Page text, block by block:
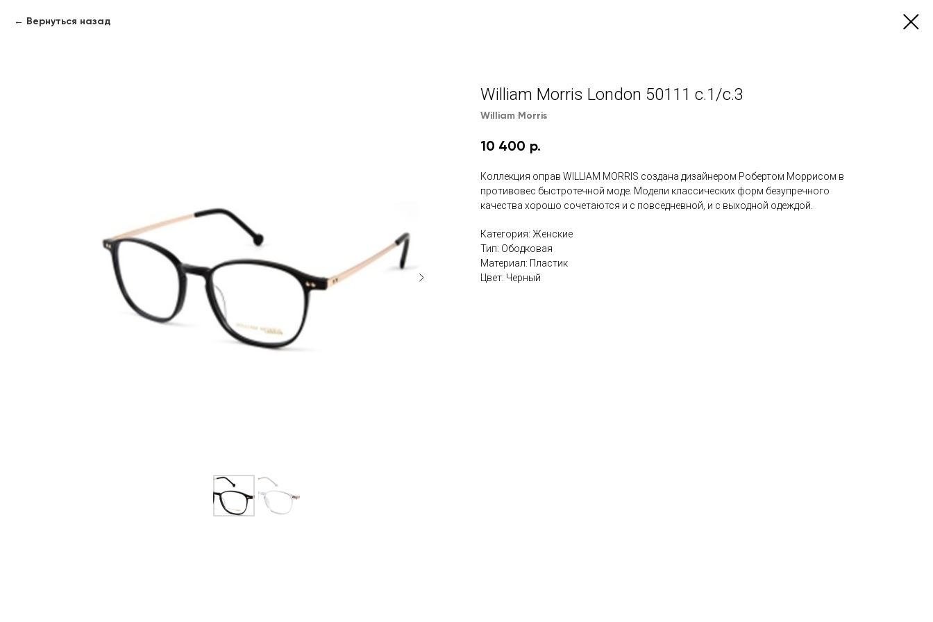
Вернуться назад
William Morris London 50111 с.1/с.3
William Morris
10 400 р.
Коллекция оправ WILLIAM MORRIS создана дизайнером Робертом Моррисом в
противовес быстротечной моде. Модели классических форм безупречного
качества хорошо сочетаются и с повседневной, и с выходной одеждой.
Категория: Женские
Тип: Ободковая
Материал: Пластик
Цвет: Черный